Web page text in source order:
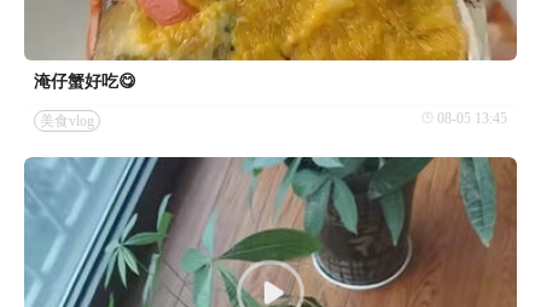
淹仔蟹好吃😋
美食vlog 08-05 13:45